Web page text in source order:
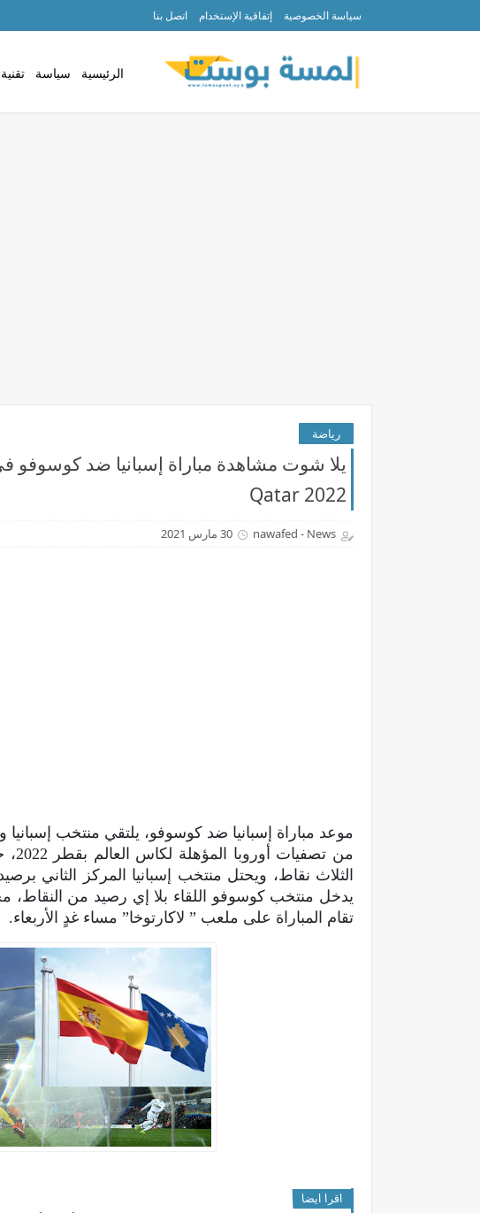
سياسة الخصوصية إتفاقية الإستخدام اتصل بنا
الرئيسية سياسة تقنية
رياضة
يلا شوت مشاهدة مباراة إسبانيا ضد كوسوفو
Qatar 2022
nawafed - News 30 مارس 2021
موعد مباراة إسبانيا ضد كوسوفو، يلتقي منتخب
من
يدخل منتخب كوسوفو اللقاء بلا إي رصيد من النقاط،
تقام المباراة على ملعب ” لاكارتوخا” مساء غدٍ الأربعاء.
اقرا ايضا